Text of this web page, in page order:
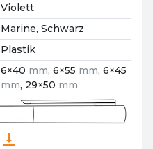
Violett
Marine, Schwarz
Plastik
6×40 mm, 6×55 mm, 6×45
mm, 29×50 mm
vertical_align_bottom